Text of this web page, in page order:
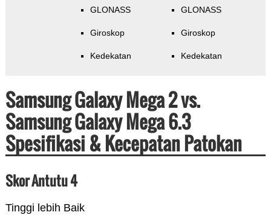
GLONASS
Giroskop
Kedekatan
GLONASS
Giroskop
Kedekatan
Samsung Galaxy Mega 2 vs.
Samsung Galaxy Mega 6.3
Spesifikasi & Kecepatan Patokan
Skor Antutu 4
Tinggi lebih Baik